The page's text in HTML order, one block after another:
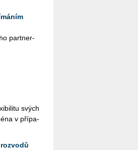
part­ner­
svých
v pří­pa­